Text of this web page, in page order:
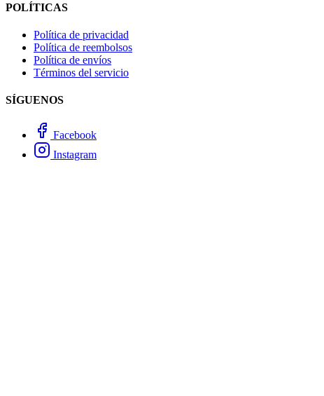
POLÍTICAS
Política de privacidad
Política de reembolsos
Política de envíos
Términos del servicio
SÍGUENOS
Facebook
Instagram